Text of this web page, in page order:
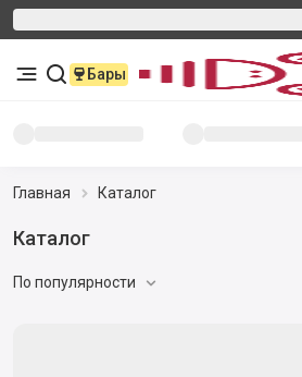
Бары
Главная Каталог
Каталог
По популярности